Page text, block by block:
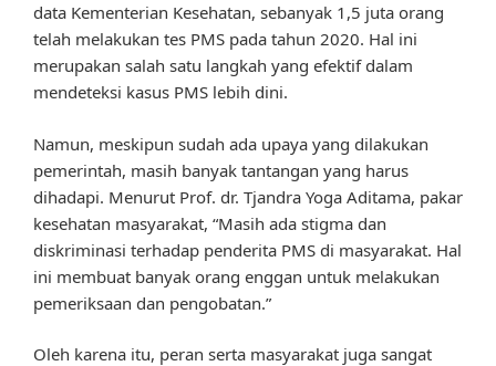
data Kementerian Kesehatan, sebanyak 1,5 juta orang
telah melakukan tes PMS pada tahun 2020. Hal ini
merupakan salah satu langkah yang efektif dalam
mendeteksi kasus PMS lebih dini.
Namun, meskipun sudah ada upaya yang dilakukan
pemerintah, masih banyak tantangan yang harus
dihadapi. Menurut Prof. dr. Tjandra Yoga Aditama, pakar
kesehatan masyarakat, “Masih ada stigma dan
diskriminasi terhadap penderita PMS di masyarakat. Hal
ini membuat banyak orang enggan untuk melakukan
pemeriksaan dan pengobatan.”
Oleh karena itu, peran serta masyarakat juga sangat